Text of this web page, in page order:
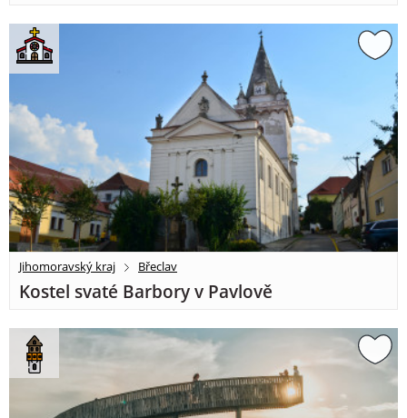
Jihomoravský kraj Břeclav
Kostel svaté Barbory v Pavlově